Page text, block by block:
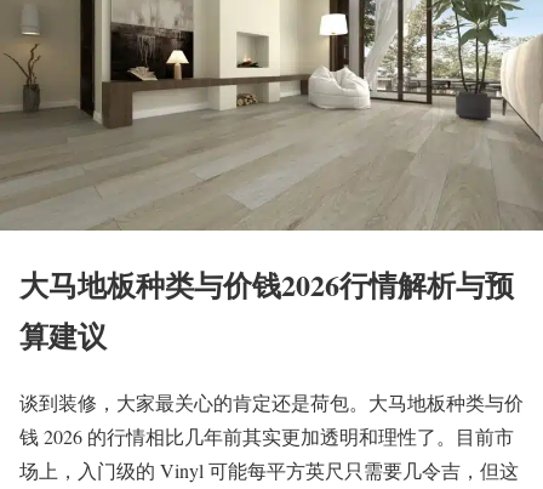
大马地板种类与价钱2026行情解析与预
算建议
谈到装修，大家最关心的肯定还是荷包。大马地板种类与价
钱 2026 的行情相比几年前其实更加透明和理性了。目前市
场上，入门级的 Vinyl 可能每平方英尺只需要几令吉，但这